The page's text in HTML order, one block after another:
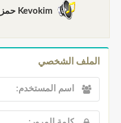
الملف الشخصي